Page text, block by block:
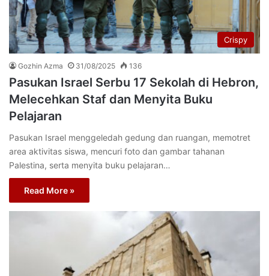
Crispy
Gozhin Azma 31/08/2025 136
Pasukan Israel Serbu 17 Sekolah di Hebron,
Melecehkan Staf dan Menyita Buku
Pelajaran
Pasukan Israel menggeledah gedung dan ruangan, memotret
area aktivitas siswa, mencuri foto dan gambar tahanan
Palestina, serta menyita buku pelajaran…
Read More »